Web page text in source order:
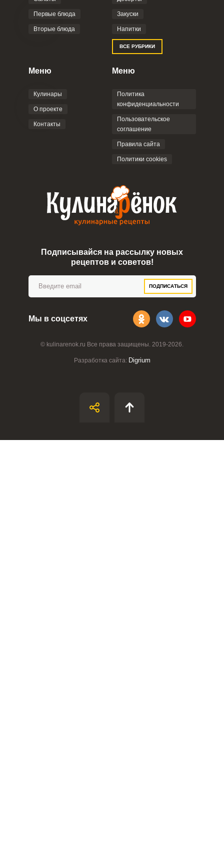
© kulinarenok.ru Все права защищены. 2019-2026.
Разработка сайта: Digrium
Первые блюда
Вторые блюда
Закуски
Напитки
ВСЕ РУБРИКИ
Меню
Кулинары
О проекте
Контакты
Меню
Политика
конфиденциальности
Пользовательское
соглашение
Правила сайта
Политики cookies
Подписывайся на рассылку новых
рецептов и советов!
ПОДПИСАТЬСЯ
Мы в соцсетях
Запомнить меня
ВХОД
ЕЩЕ НЕ ЗАРЕГИСТРИРОВАННЫ?
Забыли пароль?